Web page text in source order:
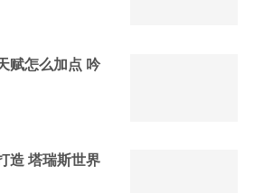
赋怎么加点 吟
造 塔瑞斯世界